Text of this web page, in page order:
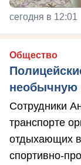
сегодня в 12:01
Общество
необычную
Сотрудники
транспорте
отдыхающих в
спортивно-